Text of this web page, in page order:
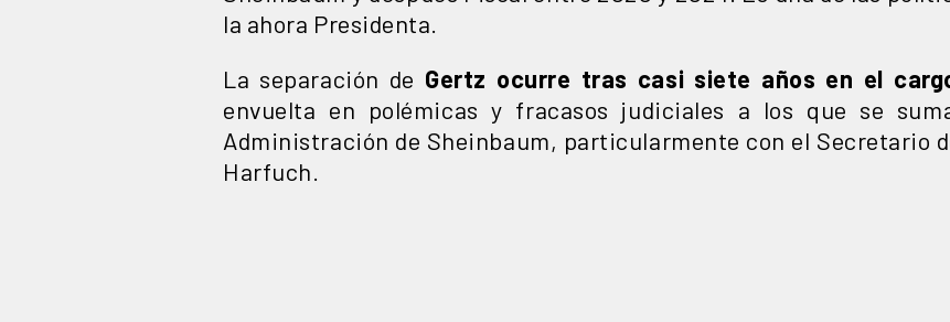
la ahora Presidenta.
La separación de Gertz ocurre tras casi siete años en el
envuelta en polémicas y fracasos judiciales a los que se
Administración de Sheinbaum, particularmente con el Secretario
Harfuch.